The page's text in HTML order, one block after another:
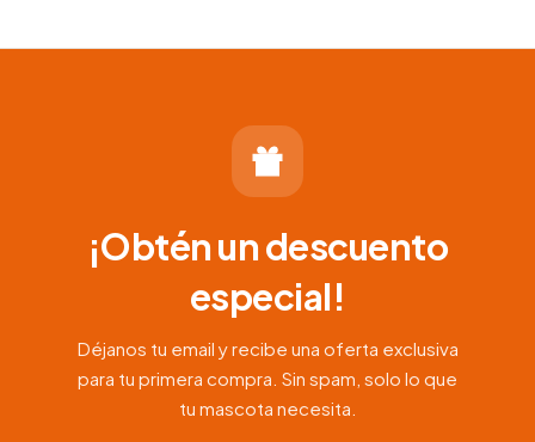
¡Obtén un descuento
especial!
Déjanos tu email y recibe una oferta exclusiva
para tu primera compra. Sin spam, solo lo que
tu mascota necesita.